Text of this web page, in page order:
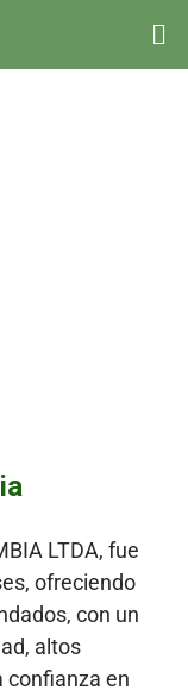
LTDA, fue
ofreciendo
con un
altos
confianza en